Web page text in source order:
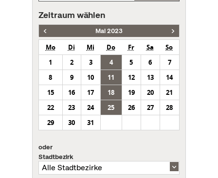
Zeitraum wählen
Mai 2023
Mo Di Mi Do Fr Sa
So
1
2 3 4 5 6
7
8
9 10 11 12 13
14
15
16 17 18 19 20
21
22
23 24 25 26 27
28
29
30 31
oder
Stadtbezirk